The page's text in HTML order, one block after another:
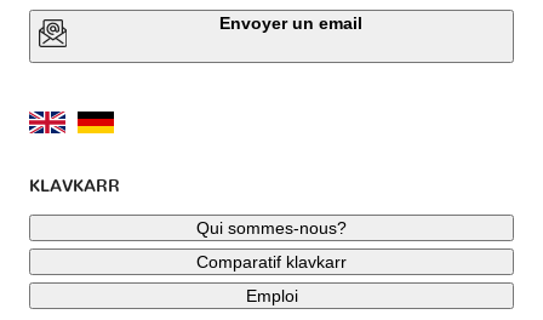
Envoyer un email
KLAVKARR
Qui sommes-nous?
Comparatif klavkarr
Emploi